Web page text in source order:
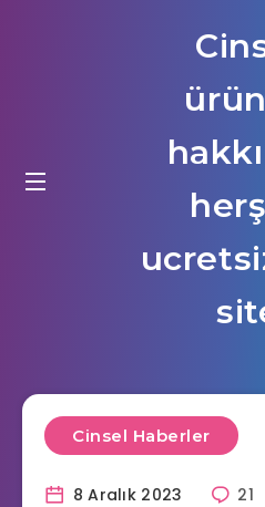
Cinsel Haberler
8 Aralık 2023 21